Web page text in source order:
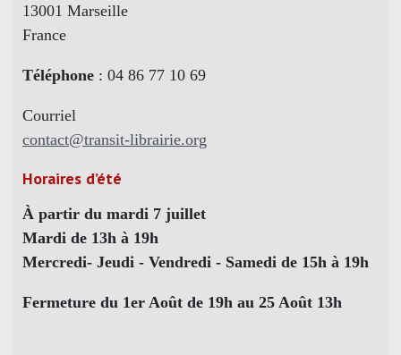
13001 Marseille
France
Téléphone : 04 86 77 10 69
Courriel
contact@transit-librairie.org
Horaires d’été
À partir du mardi 7 juillet
Mardi de 13h à 19h
Mercredi- Jeudi - Vendredi - Samedi de 15h à 19h
Fermeture du 1er Août de 19h au 25 Août 13h